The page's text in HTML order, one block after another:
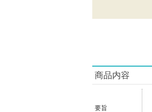
商品内容
要旨